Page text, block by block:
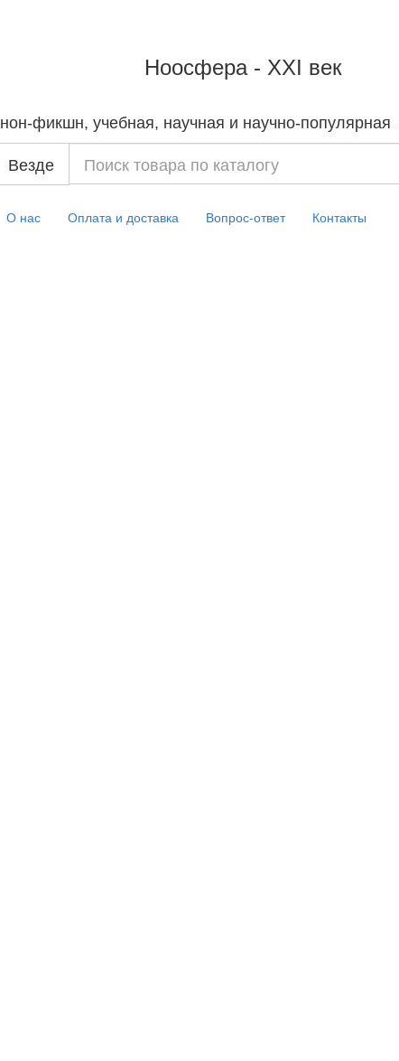
Ноосфера - XXI век
нон-фикшн, учебная, научная и научно-популярная
Везде
О нас Оплата и доставка Вопрос-ответ Контакты